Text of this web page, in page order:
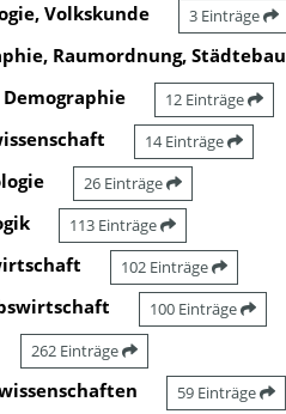
Volkskunde 3 Einträge
Raumordnung, Städtebau
Demographie 12 Einträge
14 Einträge
26 Einträge
113 Einträge
102 Einträge
100 Einträge
262 Einträge
59 Einträge